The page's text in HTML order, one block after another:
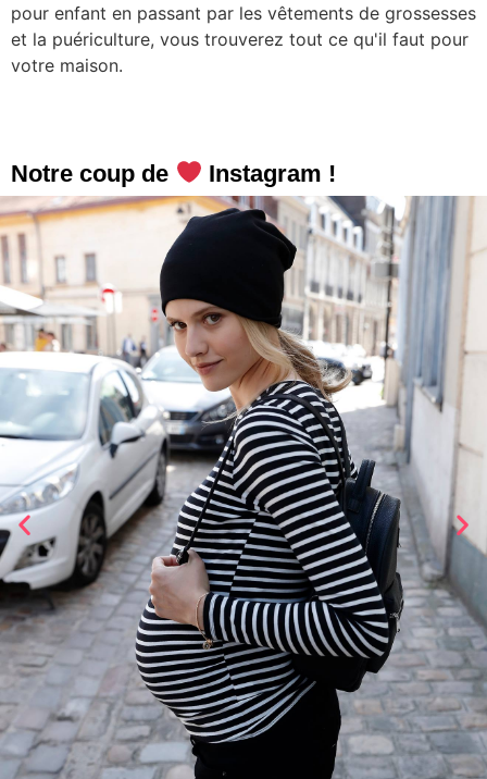
pour enfant en passant par les vêtements de grossesses
et la puériculture, vous trouverez tout ce qu'il faut pour
votre maison.
Notre coup de Instagram !